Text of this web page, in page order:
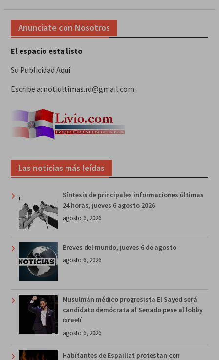
Anunciate con Nosotros
El espacio esta listo
Su Publicidad Aquí
Escribe a: notiultimas.rd@gmail.com
Las noticias más leídas
Síntesis de principales informaciones últimas
24 horas, jueves 6 agosto 2026
agosto 6, 2026
Breves del mundo, jueves 6 de agosto
agosto 6, 2026
Musulmán médico progresista El Sayed será
candidato demócrata al Senado pese al lobby
israelí
agosto 6, 2026
Habitantes de Espaillat protestan con